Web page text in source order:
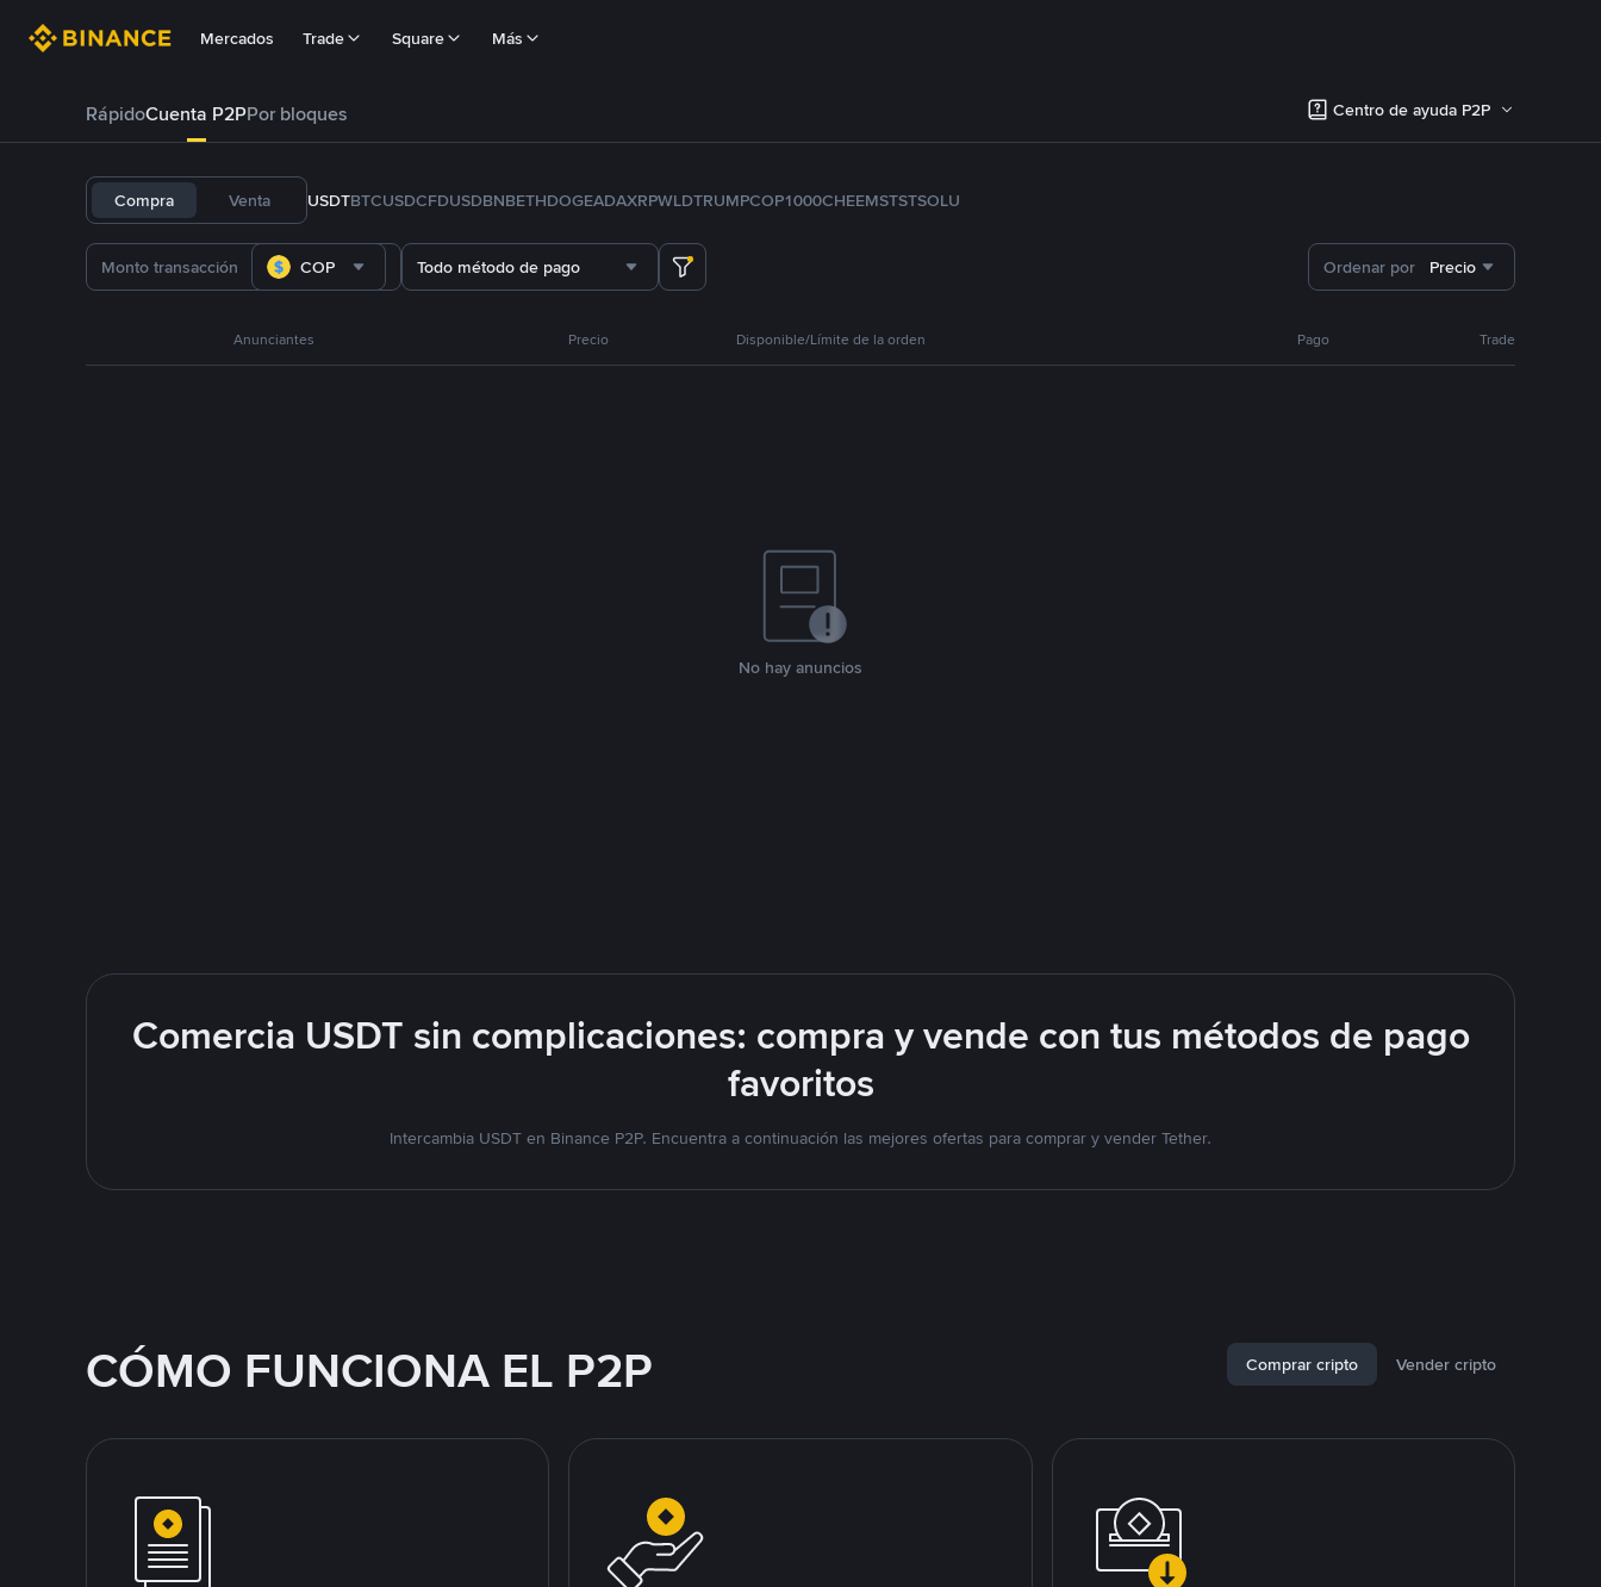
Mercados Trade Square Más
RápidoCuenta P2PPor bloques Centro de ayuda P2P
Compra Venta USDTBTCUSDCFDUSDBNBETHDOGEADAXRPWLDTRUMPCOP1000CHEEMSTSTSOLU
COP Todo método de pago Ordenar por Precio
Anunciantes Precio Disponible/Límite de la orden Pago Trade
No hay anuncios
Comercia USDT sin complicaciones: compra y vende con tus métodos de pago
favoritos
Intercambia USDT en Binance P2P. Encuentra a continuación las mejores ofertas para comprar y vender Tether.
CÓMO FUNCIONA EL P2P Comprar cripto Vender cripto